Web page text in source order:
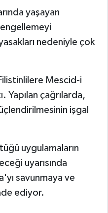
yaşayan
engellemeyi
nedeniyle çok
Mescid-i
Yapılan çağrılarda,
işgal
uygulamaların
uyarısında
savunmaya ve
ediyor.